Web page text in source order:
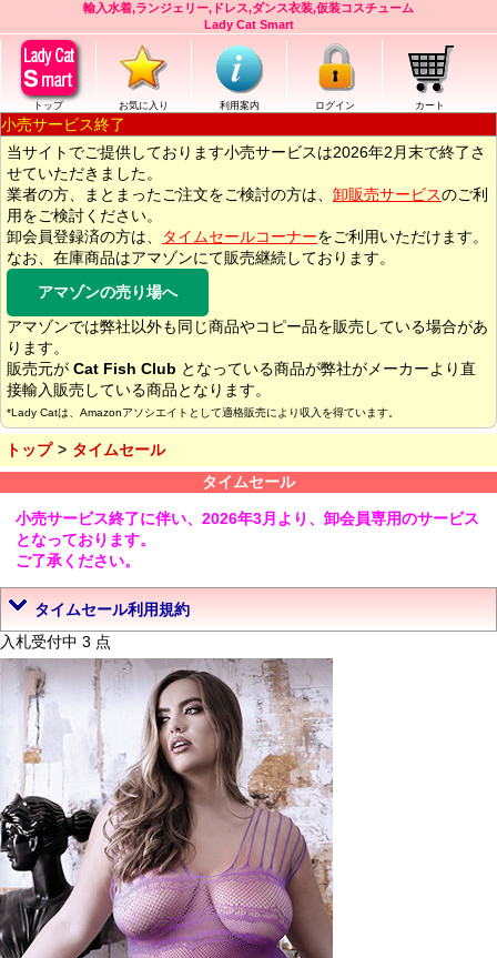
輸入水着,ランジェリー,ドレス,ダンス衣装,仮装コスチューム
Lady Cat Smart
トップ お気に入り 利用案内 ログイン カート
小売サービス終了
当サイトでご提供しております小売サービスは2026年2月末で終了さ
せていただきました。
業者の方、まとまったご注文をご検討の方は、 卸販売サービスのご利
用をご検討ください。
卸会員登録済の方は、
タイムセールコーナーをご利用いただけます。
なお、在庫商品はアマゾンにて販売継続しております。
アマゾンの売り場へ
アマゾンでは弊社以外も同じ商品やコピー品を販売している場合があ
ります。
販売元が Cat Fish Club となっている商品が弊社がメーカーより直
接輸入販売している商品となります。
*Lady Catは、Amazonアソシエイトとして適格販売により収入を得ています。
トップ
タイムセール
タイムセール
小売サービス終了に伴い、2026年3月より、卸会員専用のサービス
となっております。
ご了承ください。
タイムセール利用規約
入札受付中 3 点